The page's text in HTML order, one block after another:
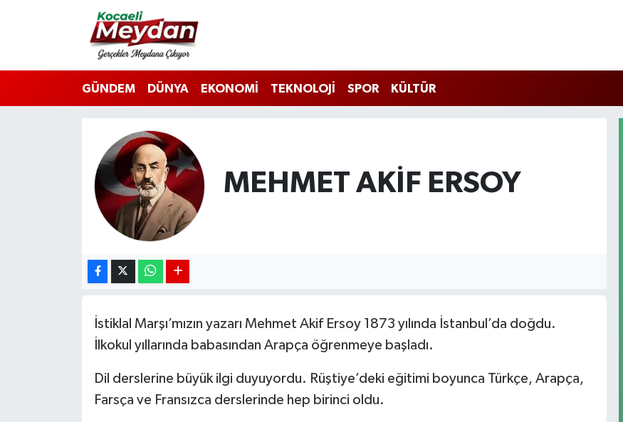
GÜNDEM DÜNYA EKONOMİ TEKNOLOJİ SPOR KÜLTÜR
MEHMET AKIF ERSOY
İstiklal Marşı’mızın yazarı Mehmet Akif Ersoy 1873 yılında İstanbul’da doğdu.
İlkokul yıllarında babasından Arapça öğrenmeye başladı.
Dil derslerine büyük ilgi duyuyordu. Rüştiye’deki eğitimi boyunca Türkçe, Arapça,
Farsça ve Fransızca derslerinde hep birinci oldu.
Nöbetçi Eczaneler
Hava Durumu
Süper Lig Puan Durumu ve Fikstür
Tüm Manşetler
Son Dakika Haberleri
Haber Arşivi